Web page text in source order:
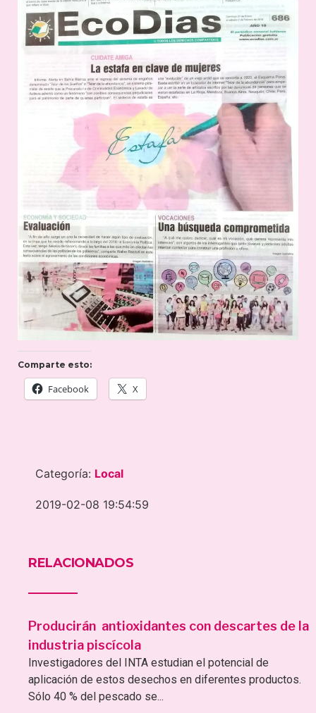
Comparte esto:
Facebook X
Categoría: Local
2019-02-08 19:54:59
RELACIONADOS
Producirán antioxidantes con descartes de la
industria piscícola
Investigadores del INTA estudian el potencial de
aplicación de estos desechos en diferentes productos.
Sólo 40 % del pescado se...